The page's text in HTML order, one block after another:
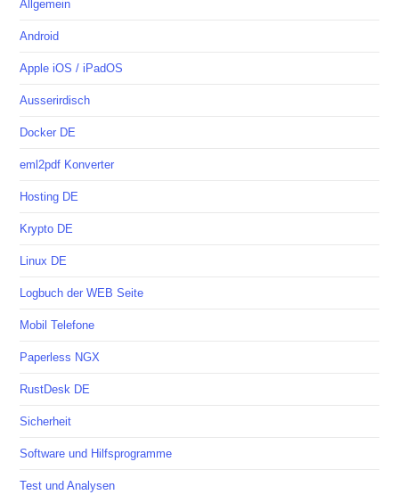
Allgemein
Android
Apple iOS / iPadOS
Ausserirdisch
Docker DE
eml2pdf Konverter
Hosting DE
Krypto DE
Linux DE
Logbuch der WEB Seite
Mobil Telefone
Paperless NGX
RustDesk DE
Sicherheit
Software und Hilfsprogramme
Test und Analysen